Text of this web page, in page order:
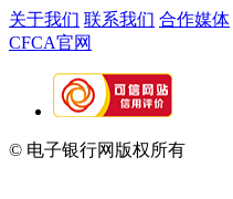
关于我们 联系我们 合作媒体
CFCA官网
© 电子银行网版权所有